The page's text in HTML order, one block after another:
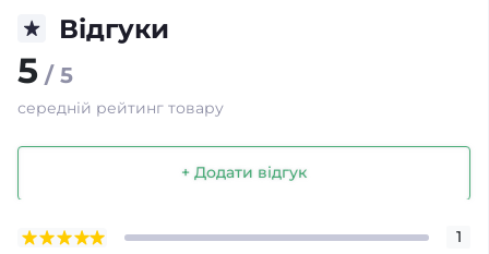
Відгуки
5 / 5
середній рейтинг товару
+ Додати відгук
1